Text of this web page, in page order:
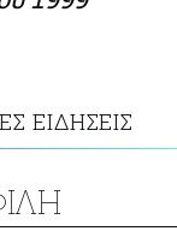
ΕΙΔΗΣΕΙΣ